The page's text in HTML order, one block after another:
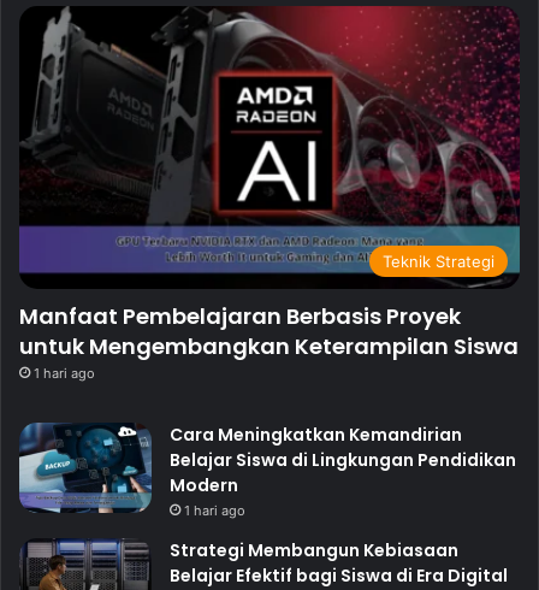
Teknik Strategi
Manfaat Pembelajaran Berbasis Proyek
untuk Mengembangkan Keterampilan Siswa
1 hari ago
Cara Meningkatkan Kemandirian
Belajar Siswa di Lingkungan Pendidikan
Modern
1 hari ago
Strategi Membangun Kebiasaan
Belajar Efektif bagi Siswa di Era Digital